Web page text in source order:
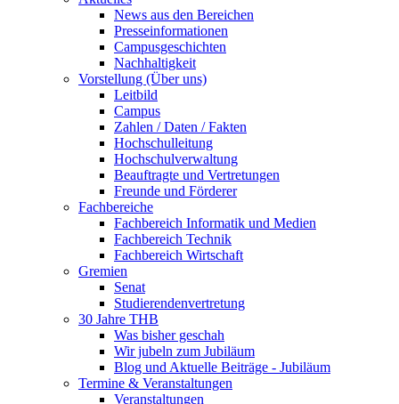
News aus den Bereichen
Presseinformationen
Campusgeschichten
Nachhaltigkeit
Vorstellung (Über uns)
Leitbild
Campus
Zahlen / Daten / Fakten
Hochschulleitung
Hochschulverwaltung
Beauftragte und Vertretungen
Freunde und Förderer
Fachbereiche
Fachbereich Informatik und Medien
Fachbereich Technik
Fachbereich Wirtschaft
Gremien
Senat
Studierendenvertretung
30 Jahre THB
Was bisher geschah
Wir jubeln zum Jubiläum
Blog und Aktuelle Beiträge - Jubiläum
Termine & Veranstaltungen
Veranstaltungen